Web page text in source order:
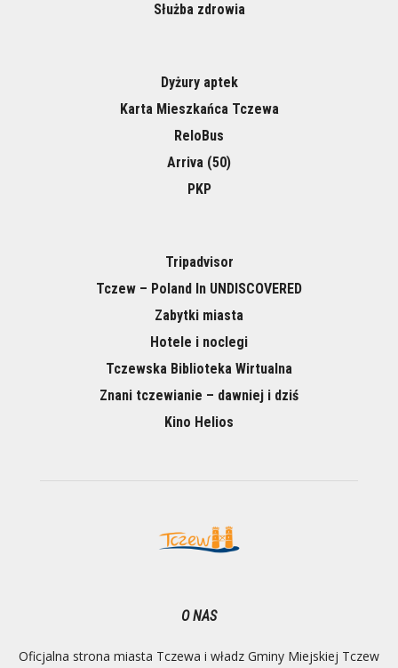
Służba zdrowia
Dyżury aptek
Karta Mieszkańca Tczewa
ReloBus
Arriva (50)
PKP
Tripadvisor
Tczew – Poland In UNDISCOVERED
Zabytki miasta
Hotele i noclegi
Tczewska Biblioteka Wirtualna
Znani tczewianie – dawniej i dziś
Kino Helios
O NAS
Oficjalna strona miasta Tczewa i władz Gminy Miejskiej Tczew